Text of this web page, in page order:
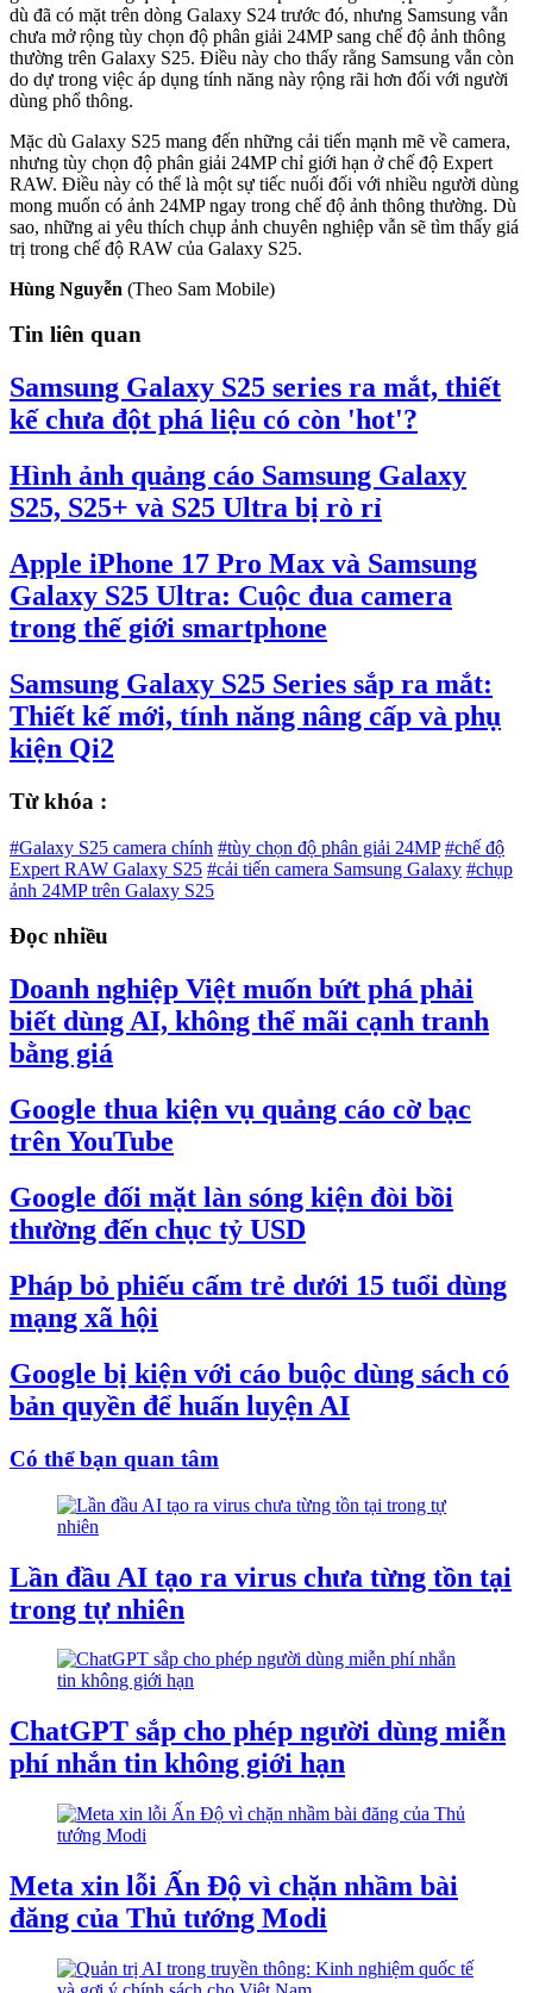
dù đã có mặt trên dòng Galaxy S24 trước đó, nhưng Samsung vẫn
chưa mở rộng tùy chọn độ phân giải 24MP sang chế độ ảnh thông
thường trên Galaxy S25. Điều này cho thấy rằng Samsung vẫn còn
do dự trong việc áp dụng tính năng này rộng rãi hơn đối với người
dùng phổ thông.
Mặc dù Galaxy S25 mang đến những cải tiến mạnh mẽ về camera,
nhưng tùy chọn độ phân giải 24MP chỉ giới hạn ở chế độ Expert
RAW. Điều này có thể là một sự tiếc nuối đối với nhiều người dùng
mong muốn có ảnh 24MP ngay trong chế độ ảnh thông thường. Dù
sao, những ai yêu thích chụp ảnh chuyên nghiệp vẫn sẽ tìm thấy giá
trị trong chế độ RAW của Galaxy S25.
Hùng Nguyễn (Theo Sam Mobile)
Tin liên quan
Samsung Galaxy S25 series ra mắt, thiết
kế chưa đột phá liệu có còn 'hot'?
Hình ảnh quảng cáo Samsung Galaxy
S25, S25+ và S25 Ultra bị rò rỉ
Apple iPhone 17 Pro Max và Samsung
Galaxy S25 Ultra: Cuộc đua camera
trong thế giới smartphone
Samsung Galaxy S25 Series sắp ra mắt:
Thiết kế mới, tính năng nâng cấp và phụ
kiện Qi2
Từ khóa :
#Galaxy S25 camera chính #tùy chọn độ phân giải 24MP #chế độ
Expert RAW Galaxy S25 #cải tiến camera Samsung Galaxy #chụp
ảnh 24MP trên Galaxy S25
Đọc nhiều
Doanh nghiệp Việt muốn bứt phá phải
biết dùng AI, không thể mãi cạnh tranh
bằng giá
Google thua kiện vụ quảng cáo cờ bạc
trên YouTube
Google đối mặt làn sóng kiện đòi bồi
thường đến chục tỷ USD
Pháp bỏ phiếu cấm trẻ dưới 15 tuổi dùng
mạng xã hội
Google bị kiện với cáo buộc dùng sách có
bản quyền để huấn luyện AI
Có thể bạn quan tâm
Lần đầu AI tạo ra virus chưa từng tồn tại
trong tự nhiên
ChatGPT sắp cho phép người dùng miễn
phí nhắn tin không giới hạn
Meta xin lỗi Ấn Độ vì chặn nhầm bài
đăng của Thủ tướng Modi